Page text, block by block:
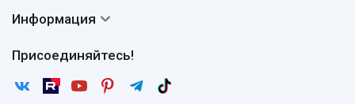
Присоединяйтесь!
Сертификаты
Вопросы и ответы
Отзывы
Доставка
Возврат
Информация
Пользовательское соглашение